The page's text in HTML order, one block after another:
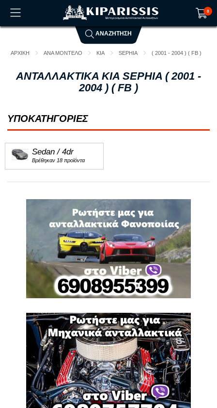
0
Το καλάθι αγορών είναι άδειο!
ΑΝΑΖΗΤΗΣΗ
ΑΡΧΙΚΗ ΑΝΑ ΜΟΝΤΕΛΟ KIA SEPHIA ( 2001 - 2004 ) ( FB )
ΑΝΤΑΛΛΑΚΤΙΚΑ KIA SEPHIA ( 2001 -
2004 ) ( FB )
ΥΠΟΚΑΤΗΓΟΡΙΕΣ
Sedan / 4dr
Βρέθηκαν 18 προϊόντα